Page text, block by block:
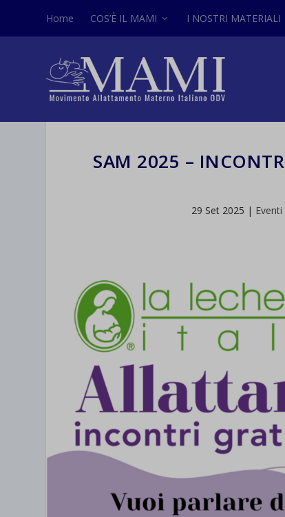
Home COS’È IL MAMI I NOSTRI MATERIALI
SAM 2025 –
29 Set 2025 |